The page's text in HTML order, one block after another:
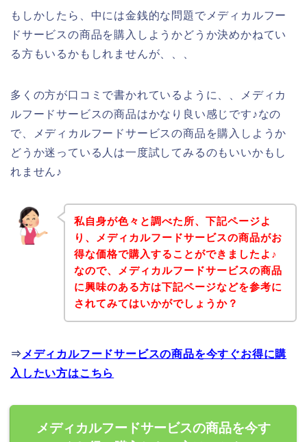
もしかしたら、中には金銭的な問題でメディカルフー
ドサービスの商品を購入しようかどうか決めかねてい
る方もいるかもしれませんが、、、
多くの方が口コミで書かれているように、、メディカ
ルフードサービスの商品はかなり良い感じです♪なの
で、メディカルフードサービスの商品を購入しようか
どうか迷っている人は一度試してみるのもいいかもし
れません♪
私自身が色々と調べた所、下記ページよ
り、メディカルフードサービスの商品がお
得な価格で購入することができましたよ♪
なので、メディカルフードサービスの商品
に興味のある方は下記ページなどを参考に
されてみてはいかがでしょうか？
⇒ メディカルフードサービスの商品を今すぐお得に購
入したい方はこちら
メディカルフードサービスの商品を今す